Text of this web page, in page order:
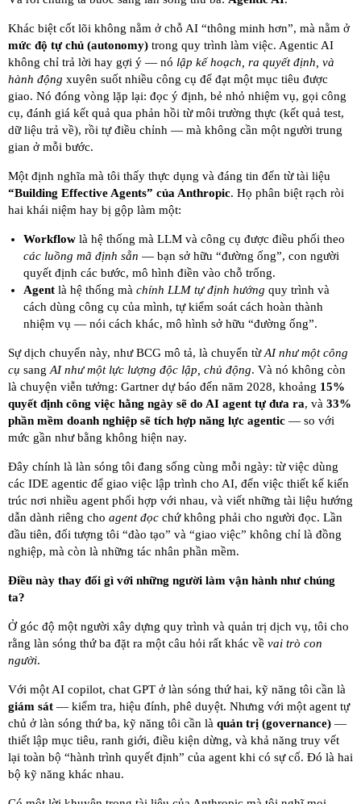
Khác biệt cốt lõi không nằm ở chỗ AI “thông minh hơn”, mà nằm ở
mức độ tự chủ (autonomy) trong quy trình làm việc. Agentic AI
không chỉ trả lời hay gợi ý — nó lập kế hoạch, ra quyết định, và
hành động xuyên suốt nhiều công cụ để đạt một mục tiêu được
giao. Nó đóng vòng lặp lại: đọc ý định, bẻ nhỏ nhiệm vụ, gọi công
cụ, đánh giá kết quả qua phản hồi từ môi trường thực (kết quả test,
dữ liệu trả về), rồi tự điều chỉnh — mà không cần một người trung
gian ở mỗi bước.
Một định nghĩa mà tôi thấy thực dụng và đáng tin đến từ tài liệu
“Building Effective Agents” của Anthropic. Họ phân biệt rạch ròi
hai khái niệm hay bị gộp làm một:
Workflowlà hệ thống mà LLM và công cụ được điều phối theo
các luồng mã định sẵn — bạn sở hữu “đường ống”, con người
quyết định các bước, mô hình điền vào chỗ trống.
Agentlà hệ thống mà chính LLM tự định hướng quy trình và
cách dùng công cụ của mình, tự kiểm soát cách hoàn thành
nhiệm vụ — nói cách khác, mô hình sở hữu “đường ống”.
Sự dịch chuyển này, như BCG mô tả, là chuyển từAI như một công
cụ sangAI như một lực lượng độc lập, chủ động. Và nó không còn
là chuyện viễn tưởng: Gartner dự báo đến năm 2028, khoảng 15%
quyết định công việc hằng ngày sẽ do AI agent tự đưa ra, và 33%
phần mềm doanh nghiệp sẽ tích hợp năng lực agentic — so với
mức gần như bằng không hiện nay.
Đây chính là làn sóng tôi đang sống cùng mỗi ngày: từ việc dùng
các IDE agentic để giao việc lập trình cho AI, đến việc thiết kế kiến
trúc nơi nhiều agent phối hợp với nhau, và viết những tài liệu hướng
dẫn dành riêng cho agent đọc chứ không phải cho người đọc. Lần
đầu tiên, đối tượng tôi “đào tạo” và “giao việc” không chỉ là đồng
nghiệp, mà còn là những tác nhân phần mềm.
Điều này thay đổi gì với những người làm vận hành như chúng
ta?
Ở góc độ một người xây dựng quy trình và quản trị dịch vụ, tôi cho
rằng làn sóng thứ ba đặt ra một câu hỏi rất khác về vai trò con
người.
Với một AI copilot, chat GPT ở làn sóng thứ hai, kỹ năng tôi cần là
giám sát — kiểm tra, hiệu đính, phê duyệt. Nhưng với một agent tự
chủ ở làn sóng thứ ba, kỹ năng tôi cần là quản trị (governance) —
thiết lập mục tiêu, ranh giới, điều kiện dừng, và khả năng truy vết
lại toàn bộ “hành trình quyết định” của agent khi có sự cố. Đó là hai
bộ kỹ năng khác nhau.